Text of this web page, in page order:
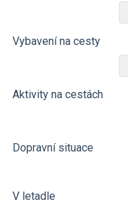
Vybavení na cesty
Aktivity na cestách
Dopravní situace
V letadle